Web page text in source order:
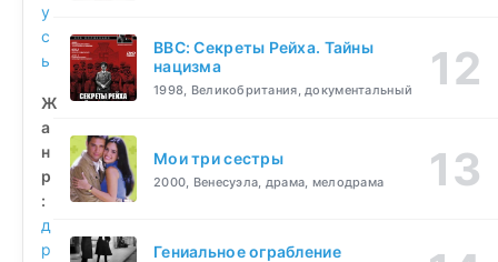
у
с
ь
Ж
а
н
р
:
д
р
BBC: Секреты Рейха. Тайны
нацизма
1998, Великобритания, документальный
Мои три сестры
2000, Венесуэла, драма, мелодрама
Гениальное ограбление